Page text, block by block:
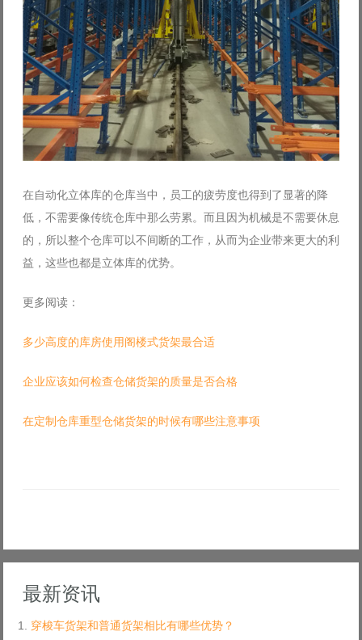
在自动化立体库的仓库当中，员工的疲劳度也得到了显著的降
低，不需要像传统仓库中那么劳累。而且因为机械是不需要休息
的，所以整个仓库可以不间断的工作，从而为企业带来更大的利
益，这些也都是立体库的优势。
更多阅读：
多少高度的库房使用阁楼式货架最合适
企业应该如何检查仓储货架的质量是否合格
在定制仓库重型仓储货架的时候有哪些注意事项
最新资讯
穿梭车货架和普通货架相比有哪些优势？